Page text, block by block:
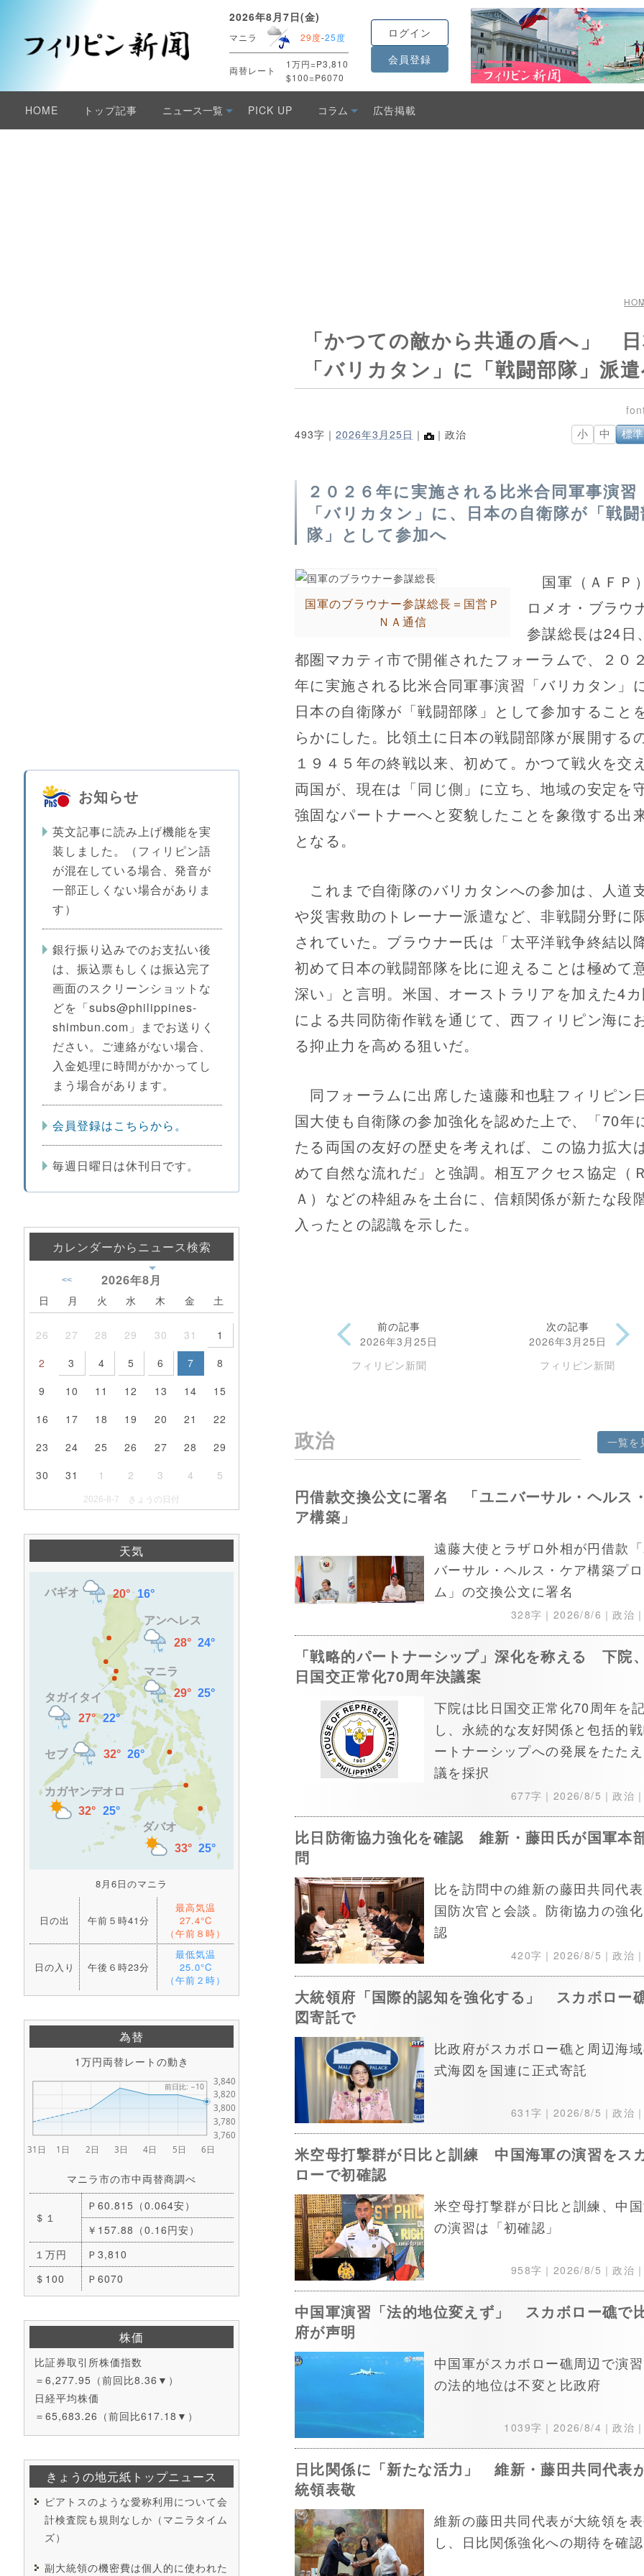
2026年8月7日(金)
マニラ 29度-25度
両替レート
1万円=P3,810
$100=P6070
ログイン
会員登録
HOME トップ記事 ニュース一覧 PICK UP コラム 広告掲載
お知らせ
英文記事に読み上げ機能を実
装しました。（フィリピン語
が混在している場合、発音が
一部正しくない場合がありま
す）
銀行振り込みでのお支払い後
は、振込票もしくは振込完了
画面のスクリーンショットな
どを「subs@philippines-
shimbun.com」までお送りく
ださい。ご連絡がない場合、
入金処理に時間がかかってし
まう場合があります。
会員登録はこちらから。
毎週日曜日は休刊日です。
カレンダーからニュース検索
2026年8月
<<
日 月 火 水 木 金 土
26 27 28 29 30 31
1
2
3 4 5 6 7
8
9
10 11 12 13 14
15
16
17 18 19 20 21
22
23
24 25 26 27 28
29
30
31 1 2 3 4 5
2026-8-7 きょうの日付
天気
8月6日のマニラ
日の出 午前５時41分
最高気温
27.4°C
（午前８時）
日の入り 午後６時23分
最低気温
25.0°C
（午前２時）
為替
1万円両替レートの動き
マニラ市の市中両替商調べ
＄１
Ｐ60.815（0.064安）
￥157.88（0.16円安）
１万円
Ｐ3,810
＄100
Ｐ6070
株価
比証券取引所株価指数
＝6,277.95（前回比8.36▼）
日経平均株価
＝65,683.26（前回比617.18▼）
きょうの地元紙トップニュース
ピアトスのような愛称利用について会
計検査院も規則なしか（マニラタイム
ズ）
副大統領の機密費は個人的に使われた
「かつての敵から共通の盾へ」
「バリカタン」に「戦闘部隊」派
493字｜ 2026年3月25日 ｜ ｜政治 小 中 標準
２０２６年に実施される比米合同軍事演習
「バリカタン」に、日本の自衛隊が「戦闘
隊」として参加へ
国軍のブラウナー参謀総長＝国営Ｐ
ＮＡ通信
国軍（ＡＦＰ
ロメオ・ブラウ
参謀総長は24日
都圏マカティ市で開催されたフォーラムで、２０
年に実施される比米合同軍事演習「バリカタン」に
日本の自衛隊が「戦闘部隊」として参加すること
らかにした。比領土に日本の戦闘部隊が展開する
１９４５年の終戦以来、初めて。かつて戦火を交
両国が、現在は「同じ側」に立ち、地域の安定を
強固なパートナーへと変貌したことを象徴する出
となる。
これまで自衛隊のバリカタンへの参加は、人道
や災害救助のトレーナー派遣など、非戦闘分野に
されていた。ブラウナー氏は「太平洋戦争終結以降
初めて日本の戦闘部隊を比に迎えることは極めて
深い」と言明。米国、オーストラリアを加えた4カ
による共同防衛作戦を通じて、西フィリピン海に
る抑止力を高める狙いだ。
同フォーラムに出席した遠藤和也駐フィリピン
国大使も自衛隊の参加強化を認めた上で、「70年
たる両国の友好の歴史を考えれば、この協力拡大
めて自然な流れだ」と強調。相互アクセス協定（
Ａ）などの枠組みを土台に、信頼関係が新たな段
入ったとの認識を示した。
前の記事
2026年3月25日
フィリピン新聞
次の記事
2026年3月25日
フィリピン新聞
政治 一覧を
円借款交換公文に署名 「ユニバーサル・ヘルス
ア構築」
遠藤大使とラザロ外相が円借款
バーサル・ヘルス・ケア構築プロ
ム」の交換公文に署名
328字｜ 2026/8/6 ｜政治｜
「戦略的パートナーシップ」深化を称える 下院
日国交正常化70周年決議案
下院は比日国交正常化70周年を
し、永続的な友好関係と包括的
ートナーシップへの発展をたた
議を採択
677字｜ 2026/8/5 ｜政治｜
比日防衛協力強化を確認 維新・藤田氏が国軍本
問
比を訪問中の維新の藤田共同代
国防次官と会談。防衛協力の強
認
420字｜ 2026/8/5 ｜政治｜
大統領府「国際的認知を強化する」 スカボロー
図寄託で
比政府がスカボロー礁と周辺海
式海図を国連に正式寄託
631字｜ 2026/8/5 ｜政治｜
米空母打撃群が日比と訓練 中国海軍の演習をス
ローで初確認
米空母打撃群が日比と訓練、中
の演習は「初確認」
958字｜ 2026/8/5 ｜政治｜
中国軍演習「法的地位変えず」 スカボロー礁で
府が声明
中国軍がスカボロー礁周辺で演
の法的地位は不変と比政府
1039字｜ 2026/8/4 ｜政治｜
日比関係に「新たな活力」 維新・藤田共同代表
統領表敬
維新の藤田共同代表が大統領を
し、日比関係強化への期待を確